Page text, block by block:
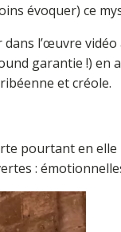
évoquer) ce
l’œuvre
garantie !)
et créole.
pourtant en
: